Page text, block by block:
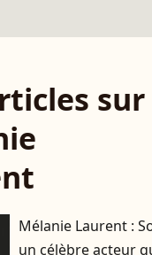
sur
Mélanie Laurent :
un célèbre acteur